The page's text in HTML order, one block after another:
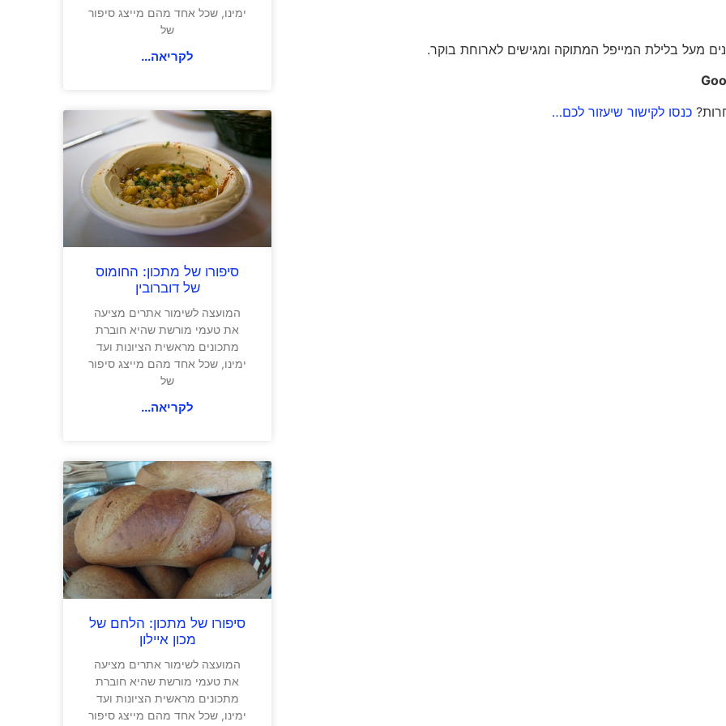
מעל בלילת המייפל המתוקה ומגישים לארוחת בוקר.
כנסו לקישור שיעזור לכם…
ימינו, שכל אחד מהם מייצג סיפור
של
לקריאה...
סיפורו של מתכון: החומוס
של דוברובין
המועצה לשימור אתרים מציעה
את טעמי מורשת שהיא חוברת
מתכונים מראשית הציונות ועד
ימינו, שכל אחד מהם מייצג סיפור
של
לקריאה...
סיפורו של מתכון: הלחם של
מכון איילון
המועצה לשימור אתרים מציעה
את טעמי מורשת שהיא חוברת
מתכונים מראשית הציונות ועד
ימינו, שכל אחד מהם מייצג סיפור